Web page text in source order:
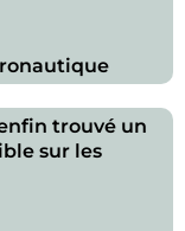
trouvé un
sur les